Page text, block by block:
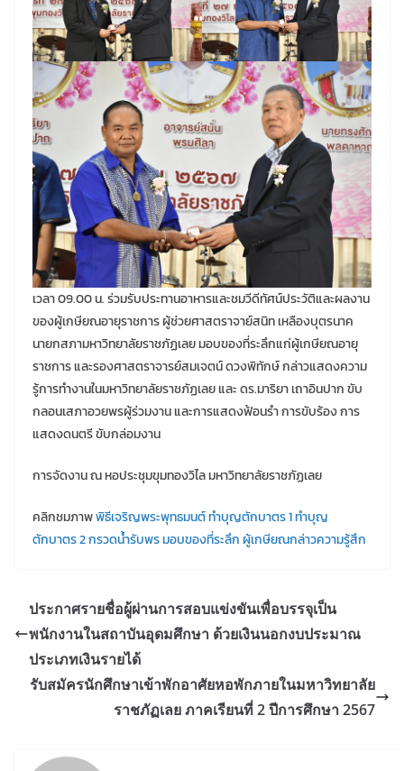
เวลา 09.00 น. ร่วมรับประทานอาหารและชมวีดีทัศน์ประวัติและผลงาน
ของผู้เกษียณอายุราชการ ผู้ช่วยศาสตราจาย์สนิท เหลืองบุตรนาค
นายกสภามหาวิทยาลัยราชภัฏเลย มอบของที่ระลึกแก่ผู้เกษียณอายุ
ราชการ และรองศาสตราจารย์สมเจตน์ ดวงพิทักษ์ กล่าวแสดงความ
รู้การทำงานในมหาวิทยาลัยราชภัฏเลย และ ดร.มาริยา เถาอินปาก ขับ
กลอนเสภาอวยพรผู้ร่วมงาน และการแสดงฟ้อนรำ การขับร้อง การ
แสดงดนตรี ขับกล่อมงาน
การจัดงาน ณ หอประชุมขุมทองวิไล มหาวิทยาลัยราชภัฏเลย
คลิกชมภาพพิธีเจริญพระพุทธมนต์ทำบุญตักบาตร 1ทำบุญ
ตักบาตร 2กรวดน้ำรับพรมอบของที่ระลึกผู้เกษียณกล่าวความรู้สึก
ประกาศรายชื่อผู้ผ่านการสอบแข่งขันเพื่อบรรจุเป็น
พนักงานในสถาบันอุดมศึกษา ด้วยเงินนอกงบประมาณ
ประเภทเงินรายได้
รับสมัครนักศึกษาเข้าพักอาศัยหอพักภายในมหาวิทยาลัย
ราชภัฏเลย ภาคเรียนที่ 2 ปีการศึกษา 2567